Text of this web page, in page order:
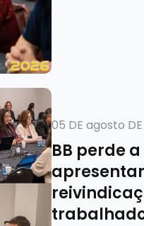
05 DE agosto
BB perde